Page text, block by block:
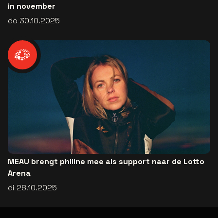
in november
do 30.10.2025
MEAU brengt philine mee als support naar de Lotto
Arena
di 28.10.2025